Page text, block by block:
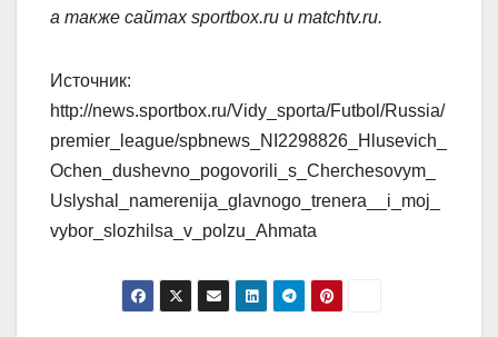
а также сайтах sportbox.ru и matchtv.ru.
Источник:
http://news.sportbox.ru/Vidy_sporta/Futbol/Russia/
premier_league/spbnews_NI2298826_Hlusevich_
Ochen_dushevno_pogovorili_s_Cherchesovym_
Uslyshal_namerenija_glavnogo_trenera__i_moj_
vybor_slozhilsa_v_polzu_Ahmata